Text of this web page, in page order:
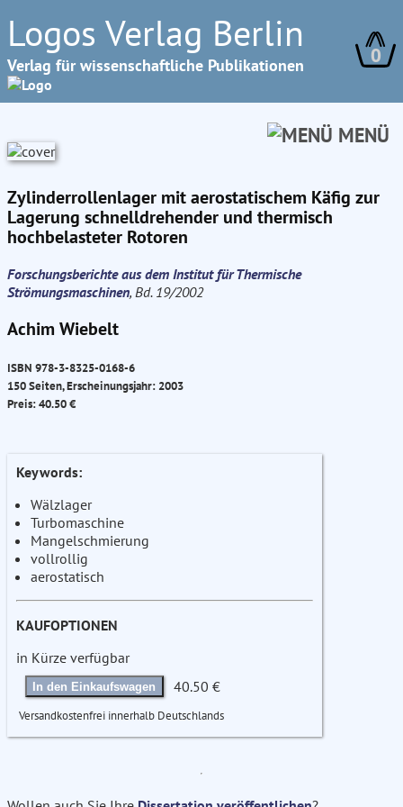
Logos Verlag Berlin
Verlag für wissenschaftliche Publikationen 0
MENÜ
Zylinderrollenlager mit aerostatischem Käfig zur
Lagerung schnelldrehender und thermisch
hochbelasteter Rotoren
Forschungsberichte aus dem Institut für Thermische
Strömungsmaschinen, Bd. 19/2002
Achim Wiebelt
ISBN 978-3-8325-0168-6
150 Seiten, Erscheinungsjahr: 2003
Preis: 40.50 €
Keywords:
Wälzlager
Turbomaschine
Mangelschmierung
vollrollig
aerostatisch
KAUFOPTIONEN
in Kürze verfügbar
In den Einkaufswagen 40.50 €
Versandkostenfrei innerhalb Deutschlands